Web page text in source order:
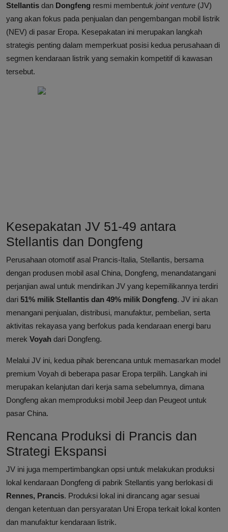
Stellantis dan Dongfeng resmi membentuk joint venture (JV)
yang akan fokus pada penjualan dan pengembangan mobil listrik
(NEV) di pasar Eropa. Kesepakatan ini merupakan langkah
strategis penting dalam memperkuat posisi kedua perusahaan di
segmen kendaraan listrik yang semakin kompetitif di kawasan
tersebut.
Kesepakatan JV 51-49 antara
Stellantis dan Dongfeng
Perusahaan otomotif asal Prancis-Italia, Stellantis, bersama
dengan produsen mobil asal China, Dongfeng, menandatangani
perjanjian awal untuk mendirikan JV yang kepemilikannya terdiri
dari 51% milik Stellantis dan 49% milik Dongfeng. JV ini akan
menangani penjualan, distribusi, manufaktur, pembelian, serta
aktivitas rekayasa yang berfokus pada kendaraan energi baru
merek Voyah dari Dongfeng.
Melalui JV ini, kedua pihak berencana untuk memasarkan model
premium Voyah di beberapa pasar Eropa terpilih. Langkah ini
merupakan kelanjutan dari kerja sama sebelumnya, dimana
Dongfeng akan memproduksi mobil Jeep dan Peugeot untuk
pasar China.
Rencana Produksi di Prancis dan
Strategi Ekspansi
JV ini juga mempertimbangkan opsi untuk melakukan produksi
lokal kendaraan Dongfeng di pabrik Stellantis yang berlokasi di
Rennes, Prancis. Produksi lokal ini dirancang agar sesuai
dengan ketentuan dan persyaratan Uni Eropa terkait lokal konten
dan manufaktur kendaraan listrik.